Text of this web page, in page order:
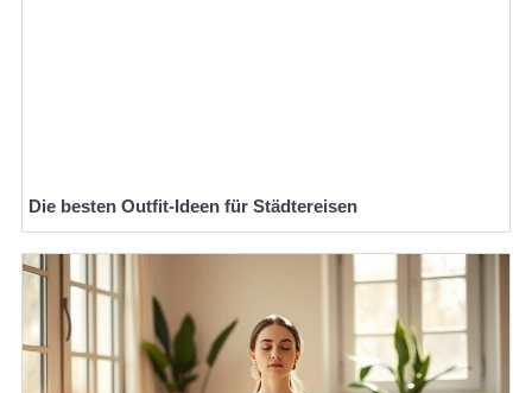
Die besten Outfit-Ideen für Städtereisen